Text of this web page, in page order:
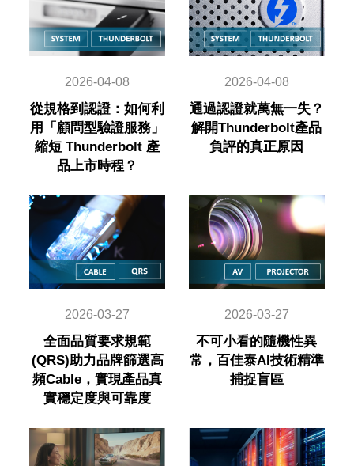
2026-04-08
從規格到認證：如何利
用「顧問型驗證服務」
縮短 Thunderbolt 產
品上市時程？
2026-04-08
通過認證就萬無一失？
解開Thunderbolt產品
負評的真正原因
2026-03-27
全面品質要求規範
(QRS)助力品牌篩選高
頻Cable，實現產品真
實穩定度與可靠度
2026-03-27
不可小看的隨機性異
常，百佳泰AI技術精準
捕捉盲區